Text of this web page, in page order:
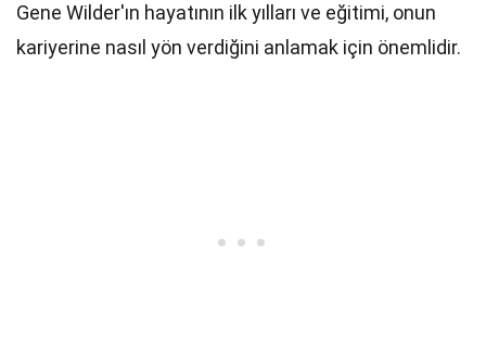
Gene Wilder'ın hayatının ilk yılları ve eğitimi, onun
kariyerine nasıl yön verdiğini anlamak için önemlidir.